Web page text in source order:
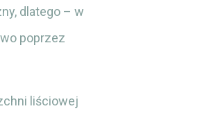
dlatego – w
poprzez
liściowej